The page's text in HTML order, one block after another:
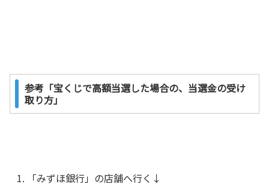
参考「宝くじで高額当選した場合の、当選金の受け
取り方」
「みずほ銀行」の店舗へ行く↓